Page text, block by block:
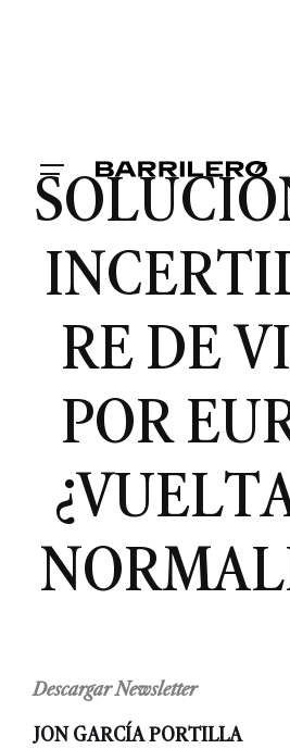
RE DE
POR
Descargar Newsletter
JON GARCÍA PORTILLA